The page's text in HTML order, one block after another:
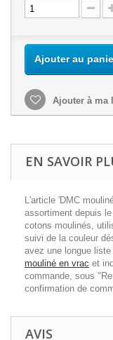
Ajouter au
Ajouter à ma
EN SAVOIR
L'article 'DMC
assortiment depuis
cotons moulinés,
suivi de la couleur
avez une longue
mouliné en vrac et
commande, sous
confirmation de
AVIS